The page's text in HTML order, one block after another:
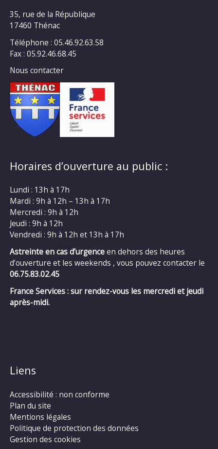
35, rue de la République
17460 Thénac
Téléphone : 05.46.92.63.58
Fax : 05.92.46.68.45
Nous contacter
Horaires d’ouverture au public :
Lundi : 13h à 17h
Mardi : 9h à 12h – 13h à 17h
Mercredi : 9h à 12h
Jeudi : 9h à 12h
Vendredi : 9h à 12h et 13h à 17h
Astreinte en cas d’urgenceen dehors des heures
d’ouverture et les weekends , vous pouvez contacter le
06.75.83.02.45
France Services : sur rendez-vous les mercredi et jeudi
après-midi.
Liens
Accessibilité : non conforme
Plan du site
Mentions légales
Politique de protection des données
Gestion des cookies